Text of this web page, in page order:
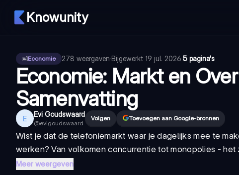
Knowunity
Economie 278 weergaven·Bijgewerkt 19 jul. 2026·5 pagina's
Economie: Markt en
Samenvatting
E Evi Goudswaard
@evigoudswaard
Volgen Toevoegen aan Google-bronnen
Wist je dat de telefoniemarkt waar je dagelijks mee te
werken? Van volkomen concurrentie tot monopolies -
Meer weergeven